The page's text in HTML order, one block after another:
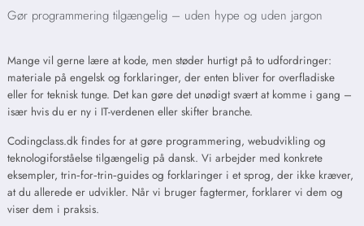
Gør programmering tilgængelig – uden hype og uden jargon
Mange vil gerne lære at kode, men støder hurtigt på to udfordringer:
materiale på engelsk og forklaringer, der enten bliver for overfladiske
eller for teknisk tunge. Det kan gøre det unødigt svært at komme i gang –
især hvis du er ny i IT-verdenen eller skifter branche.
Codingclass.dk findes for at gøre programmering, webudvikling og
teknologiforståelse tilgængelig på dansk. Vi arbejder med konkrete
eksempler, trin‑for‑trin‑guides og forklaringer i et sprog, der ikke kræver,
at du allerede er udvikler. Når vi bruger fagtermer, forklarer vi dem og
viser dem i praksis.